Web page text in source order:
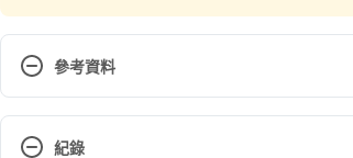
參考資料
Assessed December 28, 2016
紀錄